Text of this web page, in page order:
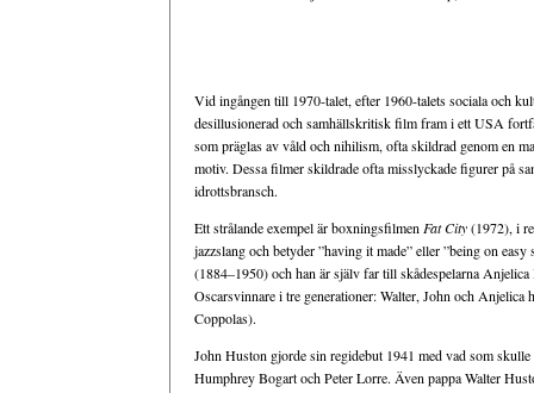
Vid ingången till 1970-talet, efter 1960-talets sociala och
desillusionerad och samhällskritisk film fram i ett USA
som präglas av våld och nihilism, ofta skildrad genom en
motiv. Dessa filmer skildrade ofta misslyckade figurer på
idrottsbransch.
Ett strålande exempel är boxningsfilmen Fat City(1972), i
jazzslang och betyder ”having it made” eller ”being on easy
(1884–1950) och han är själv far till skådespelarna
Oscarsvinnare i tre generationer: Walter, John och
Coppolas).
John Huston gjorde sin regidebut 1941 med vad som
Humphrey Bogart och Peter Lorre. Även pappa Walter